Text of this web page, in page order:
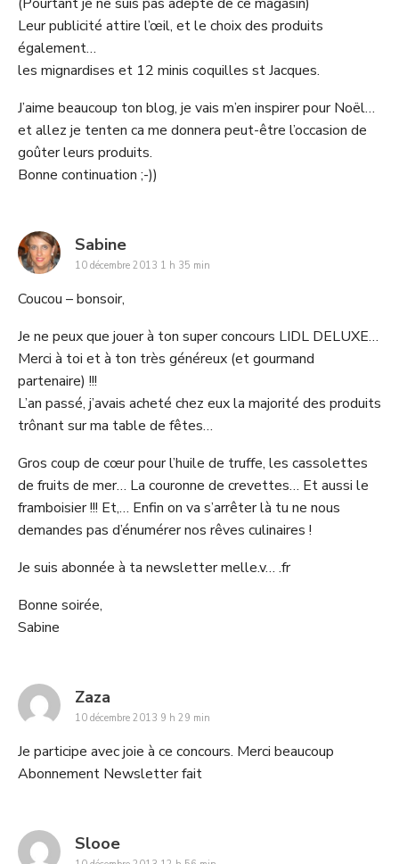
Leur publicité attire l’œil, et le choix des produits
également…
les mignardises et 12 minis coquilles st Jacques.
J’aime beaucoup ton blog, je vais m’en inspirer pour Noël…
et allez je tenten ca me donnera peut-être l’occasion de
goûter leurs produits.
Bonne continuation ;-))
Sabinesays:
10 décembre 2013 1 h 35 min
Coucou – bonsoir,
Je ne peux que jouer à ton super concours LIDL DELUXE…
Merci à toi et à ton très généreux (et gourmand
partenaire) !!!
L’an passé, j’avais acheté chez eux la majorité des produits
trônant sur ma table de fêtes…
Gros coup de cœur pour l’huile de truffe, les cassolettes
de fruits de mer… La couronne de crevettes… Et aussi le
framboisier !!! Et,… Enfin on va s’arrêter là tu ne nous
demandes pas d’énumérer nos rêves culinaires !
Je suis abonnée à ta newsletter melle.v… .fr
Bonne soirée,
Sabine
Zaza
10 décembre 2013 9 h 29 min
Je participe avec joie à ce concours. Merci beaucoup
Abonnement Newsletter fait
Slooesays: